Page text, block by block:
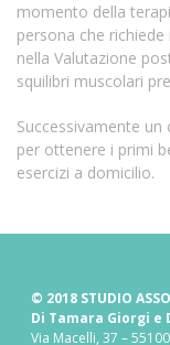
momento della
persona che
nella Valutazione
squilibri muscolari
Successivamente
per ottenere i primi
esercizi a domicilio.
© 2018 STUDIO
Di Tamara Giorgi e
Via Macelli, 37 –